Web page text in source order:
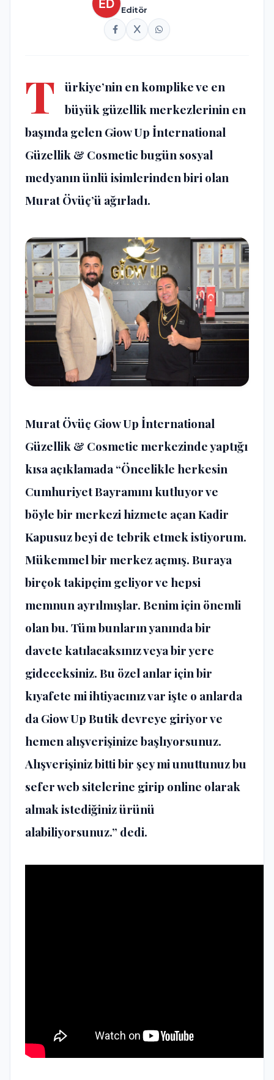
Editör
T
ürkiye’nin en komplike ve en
büyük güzellik merkezlerinin en
başında gelen Giow Up İnternational
Güzellik & Cosmetic bugün sosyal
medyanın ünlü isimlerinden biri olan
Murat Övüç’ü ağırladı.
Murat Övüç Giow Up İnternational
Güzellik & Cosmetic merkezinde yaptığı
kısa açıklamada “Öncelikle herkesin
Cumhuriyet Bayramını kutluyor ve
böyle bir merkezi hizmete açan Kadir
Kapusuz beyi de tebrik etmek istiyorum.
Mükemmel bir merkez açmış. Buraya
birçok takipçim geliyor ve hepsi
memnun ayrılmışlar. Benim için önemli
olan bu. Tüm bunların yanında bir
davete katılacaksınız veya bir yere
gideceksiniz. Bu özel anlar için bir
kıyafete mi ihtiyacınız var işte o anlarda
da Giow Up Butik devreye giriyor ve
hemen alışverişinize başlıyorsunuz.
Alışverişiniz bitti bir şey mi unuttunuz bu
sefer web sitelerine girip online olarak
almak istediğiniz ürünü
alabiliyorsunuz.” dedi.